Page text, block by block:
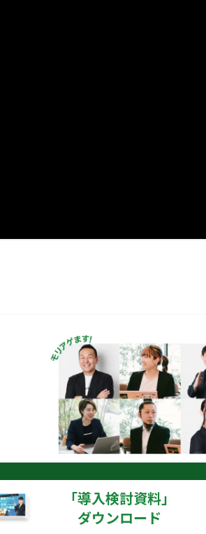
｢導入検討資料｣
ダウンロード